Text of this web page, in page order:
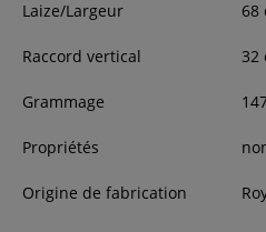
Laize/Largeur 68
Raccord vertical 32
Grammage
Propriétés
Origine de fabrication